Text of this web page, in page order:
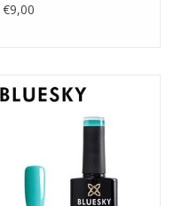
€9,00